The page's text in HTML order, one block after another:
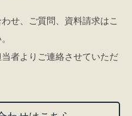
せ、ご質問、資料請求はこ
者よりご連絡させていただ